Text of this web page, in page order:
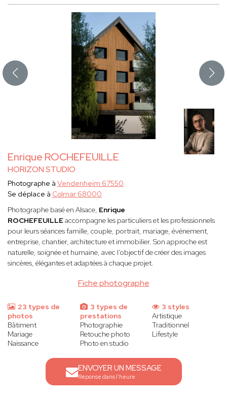
Enrique ROCHEFEUILLE
HORIZON STUDIO
Fiche photographe
Photographe à Vendenheim 67550
Se déplace à Colmar 68000
Photographe basé en Alsace, Enrique
ROCHEFEUILLEaccompagne les particuliers et les professionnels
pour leurs séances famille, couple, portrait, mariage, événement,
entreprise, chantier, architecture et immobilier. Son approche est
naturelle, soignée et humaine, avec l’objectif de créer des images
sincères, élégantes et adaptées à chaque projet.
23 types de
photos
Bâtiment
Mariage
Naissance
3 types de
prestations
Photographie
Retouche photo
Photo en studio
3 styles
Artistique
Traditionnel
Lifestyle
ENVOYER UN MESSAGE
Réponse dans l'heure